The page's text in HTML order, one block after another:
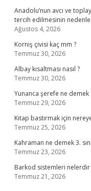
Anadolu’nun avcı ve
tercih edilmesinin
Ağustos 4, 2026
Korniş çivisi kaç mm ?
Temmuz 30, 2026
Albay kısaltması nasıl ?
Temmuz 30, 2026
Yunanca şerefe ne demek
Temmuz 29, 2026
Kitap bastırmak için
Temmuz 25, 2026
Kahraman ne demek 3.
Temmuz 23, 2026
Barkod sistemleri nelerdir
Temmuz 21, 2026